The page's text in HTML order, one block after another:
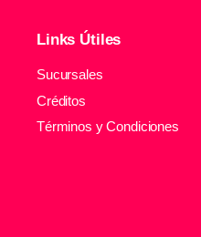
Links Útiles
Sucursales
Créditos
Términos y Condiciones